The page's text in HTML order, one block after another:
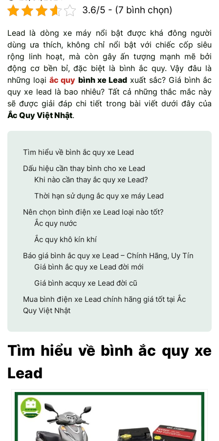
Mercedes-
Vinfast
Suzuki
BMW
Đồng Nai -
Long
Rocket
3.6/5 - (7 bình chọn)
Lead là dòng xe máy nổi bật được khá đông người
dùng ưa thích, không chỉ nổi bật với chiếc cốp siêu
rộng linh hoạt, mà còn gây ấn tượng mạnh mẽ bởi
động cơ bền bỉ, đặc biệt là bình ắc quy. Vậy đâu là
những loại ắc quy bình xe Lead xuất sắc? Giá bình ắc
quy xe lead là bao nhiêu? Tất cả những thắc mắc này
sẽ được giải đáp chi tiết trong bài viết dưới đây của
Ắc Quy Việt Nhật.
Tìm hiểu về bình ắc quy xe Lead
Dấu hiệu cần thay bình cho xe Lead
Khi nào cần thay ắc quy xe Lead?
Thời hạn sử dụng ắc quy xe máy Lead
Nên chọn bình điện xe Lead loại nào tốt?
Ắc quy nước
Ắc quy khô kín khí
Báo giá bình ắc quy xe Lead – Chính Hãng, Uy Tín
Giá bình ắc quy xe Lead đời mới
Giá bình acquy xe Lead đời cũ
Mua bình điện xe Lead chính hãng giá tốt tại Ắc
Quy Việt Nhật
Tìm hiểu về bình ắc quy xe
Lead